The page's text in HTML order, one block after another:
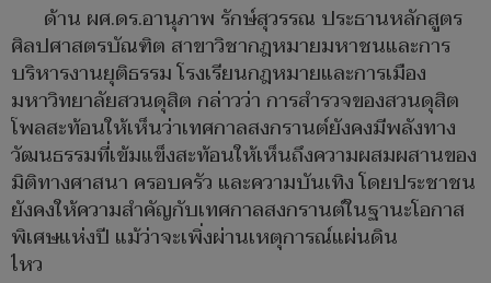
ด้าน ผศ.ดร.อานุภาพ รักษ์สุวรรณ ประธานหลักสูตร
ศิลปศาสตรบัณฑิต สาขาวิชากฎหมายมหาชนและการ
บริหารงานยุติธรรม โรงเรียนกฎหมายและการเมือง
มหาวิทยาลัยสวนดุสิต กล่าวว่า การสำรวจของสวนดุสิต
โพลสะท้อนให้เห็นว่าเทศกาลสงกรานต์ยังคงมีพลังทาง
วัฒนธรรมที่เข้มแข็งสะท้อนให้เห็นถึงความผสมผสานของ
มิติทางศาสนา ครอบครัว และความบันเทิง โดยประชาชน
ยังคงให้ความสำคัญกับเทศกาลสงกรานต์ในฐานะโอกาส
พิเศษแห่งปี แม้ว่าจะเพิ่งผ่านเหตุการณ์แผ่นดิน
ไหว